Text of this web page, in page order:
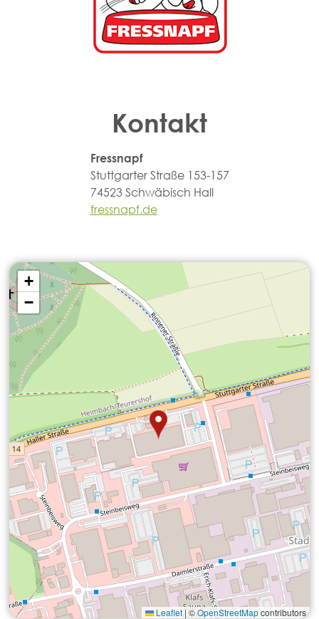
Kontakt
Fressnapf
Stuttgarter Straße 153-157
74523 Schwäbisch Hall
fressnapf.de
+
−
Leaflet|©OpenStreetMapcontributors